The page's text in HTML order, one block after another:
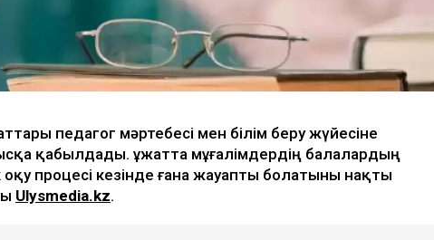
педагог мәртебесі мен білім беру жүйесіне
қабылдады. Құжатта мұғалімдердің балалардың
процесі кезінде ғана жауапты болатыны нақты
Ulysmedia.kz.